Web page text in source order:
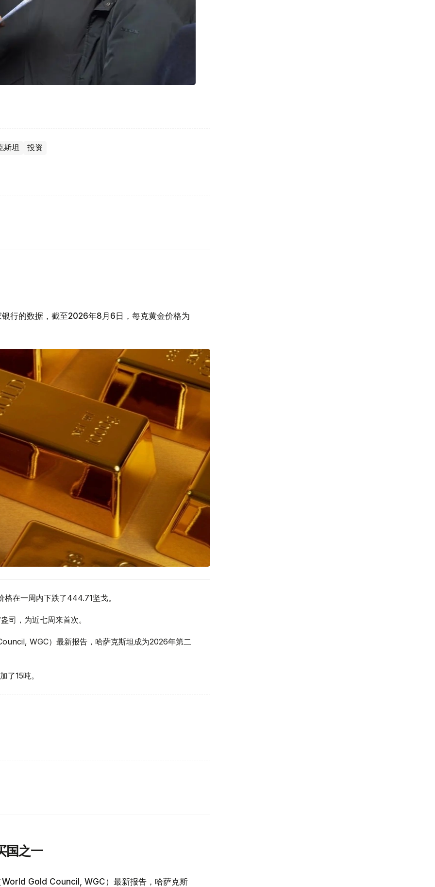
斯坦 投资
行的数据，截至2026年8月6日，每克黄金价格为
在一周内下跌了444.71坚戈。
司，为近七周来首次。
WGC）最新报告，哈萨克斯坦成为2026年第二
了15吨。
国之一
Gold Council, WGC）最新报告，哈萨克斯